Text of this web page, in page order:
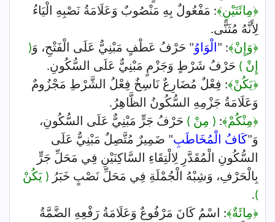
﴿مِائَتَيْنِ﴾: مَفْعُولٌ بِهِ مَنْصُوبٌ وَعَلَامَةُ نَصْبِهِ الْيَاءُ
لِأَنَّهُ مُثَنًّى.
﴿وَإِنْ﴾: " الْوَاوُ" حَرْفُ عَطْفٍ مَبْنِيٌّ عَلَى الْفَتْحِ، وَ(
إِنْ ) حَرْفُ شَرْطٍ وَجَزْمٍ مَبْنِيٌّ عَلَى السُّكُونِ.
﴿يَكُنْ﴾: فِعْلٌ مُضَارِعٌ نَاسِخٌ فِعْلُ الشَّرْطِ مَجْزُومٌ
وَعَلَامَةُ جَزْمِهِ السُّكُونُ الظَّاهِرُ.
﴿مِنْكُمْ﴾: ( مِنْ ) حَرْفُ جَرٍّ مَبْنِيٌّ عَلَى السُّكُونِ،
وَ"كَافُ الْمُخَاطَبِ" ضَمِيرٌ مُتَّصِلٌ مَبْنِيٌّ عَلَى
السُّكُونِ الْمُقَدَّرِ لِالْتِقَاءِ السَّاكِنَيْنِ فِي مَحَلِّ جَرٍّ
بِالْحَرْفِ، وَشِبْهُ الْجُمْلَةِ فِي مَحَلِّ نَصْبٍ خَبَرُ ( يَكُنْ
)
.
﴿مِائَةٌ﴾: اسْمُ كَانَ مَرْفُوعٌ وَعَلَامَةُ رَفْعِهِ الضَّمَّةُ